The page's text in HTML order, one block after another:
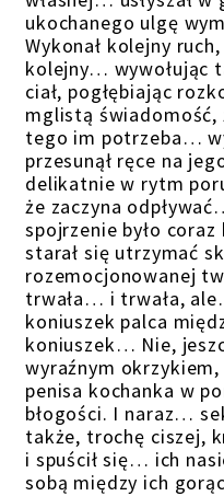
ukochanego ulgę
Wykonał kolejny
kolejny… wywołując
ciał, pogłębiając
mglistą
tego im potrzeba…
przesunął ręce na
delikatnie w rytm
że zaczyna
spojrzenie było
starał się utrzymać
rozemocjonowanej
trwała… i trwała,
koniuszek palca
koniuszek… Nie,
wyraźnym
penisa kochanka w
błogości. I naraz…
także, trochę ciszej,
i spuścił się… ich
sobą między ich